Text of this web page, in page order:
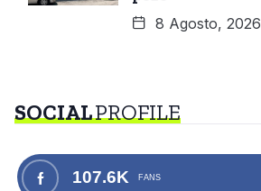
8 Agosto, 2026
SOCIALPROFILE
107.6K FANS